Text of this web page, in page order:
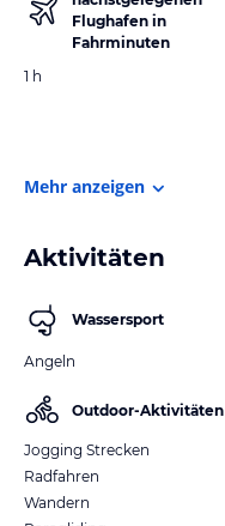
Flughafen in
Fahrminuten
1 h
Mehr anzeigen
Aktivitäten
Wassersport
Angeln
Outdoor-Aktivitäten
Jogging Strecken
Radfahren
Wandern